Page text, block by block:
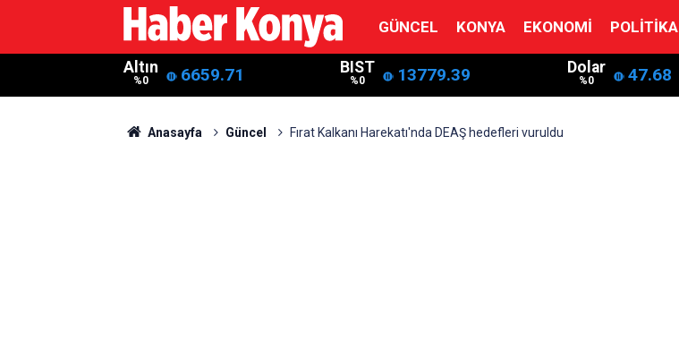
GÜNCEL KONYA EKONOMI POLITIKA
Altın
%0 6659.71 BIST
%0 13779.39 Dolar
%0 47.68
Anasayfa Güncel Fırat Kalkanı Harekatı'nda DEAŞ hedefleri vuruldu